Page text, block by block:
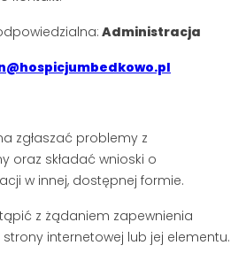
Administracja
zgłaszać problemy z
oraz składać wnioski o
w innej, dostępnej formie.
z żądaniem zapewnienia
internetowej lub jej elementu.